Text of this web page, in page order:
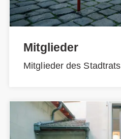
Mitglieder
Mitglieder des Stadtrats